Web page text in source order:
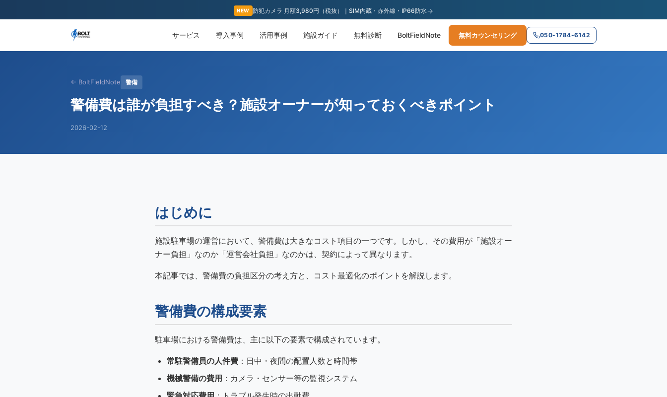
NEW 防犯カメラ 月額3,980円（税抜）｜SIM内蔵・赤外線・IP66防水→
サービス 導入事例 活用事例 施設ガイド 無料診断 BoltFieldNote 無料カウンセリング 050-1784-6142
← BoltFieldNote 警備
警備費は誰が負担すべき？施設オーナーが知っておくべきポイント
2026-02-12
はじめに
施設駐車場の運営において、警備費は大きなコスト項目の一つです。しかし、その費用が「施設オー
ナー負担」なのか「運営会社負担」なのかは、契約によって異なります。
本記事では、警備費の負担区分の考え方と、コスト最適化のポイントを解説します。
警備費の構成要素
駐車場における警備費は、主に以下の要素で構成されています。
常駐警備員の人件費 ：日中・夜間の配置人数と時間帯
機械警備の費用 ：カメラ・センサー等の監視システム